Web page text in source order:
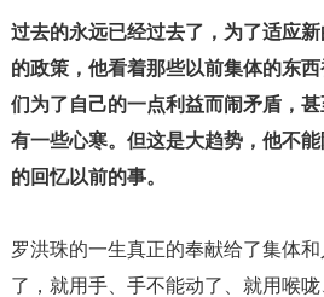
过去的永远已经过去了，为了适应
的政策，他看着那些以前集体的东
们为了自己的一点利益而闹矛盾，
有一些心寒。但这是大趋势，他不
的回忆以前的事。
罗洪珠的一生真正的奉献给了集体
了，就用手、手不能动了、就用喉